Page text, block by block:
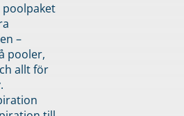
–
pooler,
allt för